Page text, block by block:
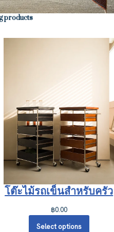
products
โต๊ะไม้รถเข็นสำหรับครัว
฿0.00
Select options